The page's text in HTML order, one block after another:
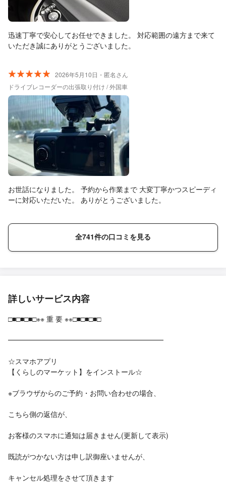
迅速丁寧で安心してお任せできました。 対応範囲の遠方まで来て
いただき誠にありがとうございました。
2026年5月10日・匿名さん
ドライブレコーダーの出張取り付け / 外国車
お世話になりました。 予約から作業まで 大変丁寧かつスピーディ
ーに対応いただいた。 ありがとうございました。
全741件の口コミを見る
詳しいサービス内容
□■□■□■□※※ 重 要 ※※□■□■□■□
━━━━━━━━━━━━━━━━━━━━━━
☆スマホアプリ
【くらしのマーケット】をインストール☆
※ブラウザからのご予約・お問い合わせの場合、
こちら側の返信が、
お客様のスマホに通知は届きません(更新して表示)
既読がつかない方は申し訳御座いませんが、
キャンセル処理をさせて頂きます